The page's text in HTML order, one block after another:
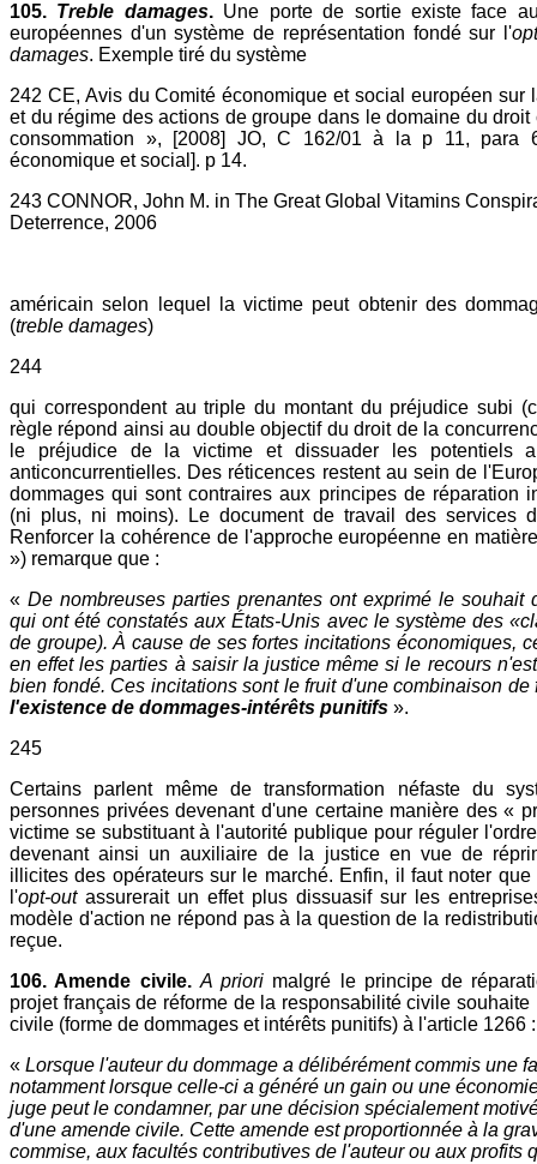
105. Treble damages. Une porte de sortie existe face
européennes d'un système de représentation fondé sur l'
damages. Exemple tiré du système
242 CE, Avis du Comité économique et social européen sur
et du régime des actions de groupe dans le domaine du
consommation », [2008] JO, C 162/01 à la p 11, para
économique et social]. p 14.
243 CONNOR, John M. in The Great Global Vitamins
Deterrence, 2006
américain selon lequel la victime peut obtenir des
(treble damages)
244
qui correspondent au triple du montant du préjudice subi
règle répond ainsi au double objectif du droit de la
le préjudice de la victime et dissuader les potentiels
anticoncurrentielles. Des réticences restent au sein de
dommages qui sont contraires aux principes de réparation
(ni plus, ni moins). Le document de travail des services
Renforcer la cohérence de l'approche européenne en
») remarque que :
« De nombreuses parties prenantes ont exprimé le souhait
qui ont été constatés aux États-Unis avec le système des
de groupe). À cause de ses fortes incitations économiques,
en effet les parties à saisir la justice même si le recours
bien fondé. Ces incitations sont le fruit d'une combinaison
l'existence de dommages-intérêts punitifs ».
245
Certains parlent même de transformation néfaste du
personnes privées devenant d'une certaine manière des «
victime se substituant à l'autorité publique pour réguler
devenant ainsi un auxiliaire de la justice en vue de
illicites des opérateurs sur le marché. Enfin, il faut noter
l'opt-out assurerait un effet plus dissuasif sur les
modèle d'action ne répond pas à la question de la
reçue.
106. Amende civile. A priori malgré le principe de
projet français de réforme de la responsabilité civile
civile (forme de dommages et intérêts punitifs) à l'article 1266 :
« Lorsque l'auteur du dommage a délibérément commis une
notamment lorsque celle-ci a généré un gain ou une
juge peut le condamner, par une décision spécialement
d'une amende civile. Cette amende est proportionnée à la
commise, aux facultés contributives de l'auteur ou aux profits